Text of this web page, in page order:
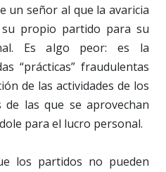
un señor al que la avaricia
propio partido para su
Es algo peor: es la
“prácticas” fraudulentas
de las actividades de los
las que se aprovechan
para el lucro personal.
los partidos no pueden